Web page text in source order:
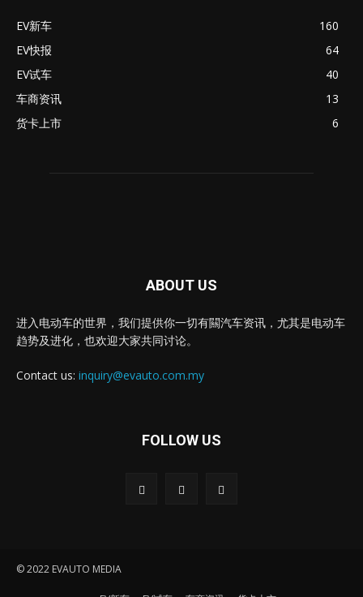
EV新车
160
EV快报
64
EV试车
40
车商资讯
13
货卡上市
6
ABOUT US
进入电动车的世界，我们提供你一切有闗汽车资讯，尤其是电动车
趋势及进化，也欢迎大家共同讨论。
Contact us: inquiry@evauto.com.my
FOLLOW US
© 2022 EVAUTO MEDIA